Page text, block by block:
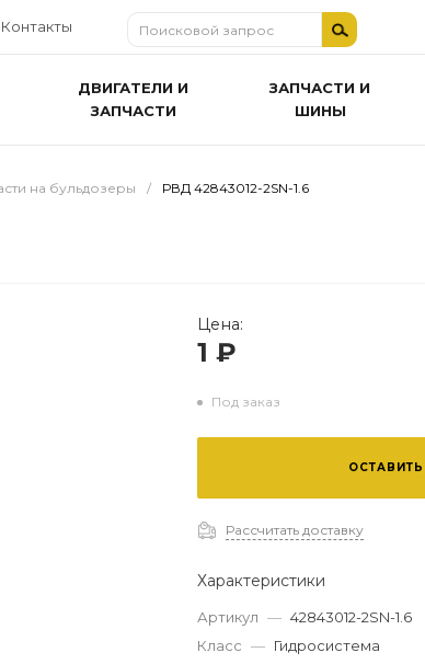
Контакты
ДВИГАТЕЛИ И
ЗАПЧАСТИ
ЗАПЧАСТИ И
ШИНЫ
на бульдозеры / РВД 42843012-2SN-1.6
Цена:
1 ₽
Под заказ
Рассчитать доставку
Характеристики
Артикул — 42843012-2SN-1.6
Класс — Гидросистема